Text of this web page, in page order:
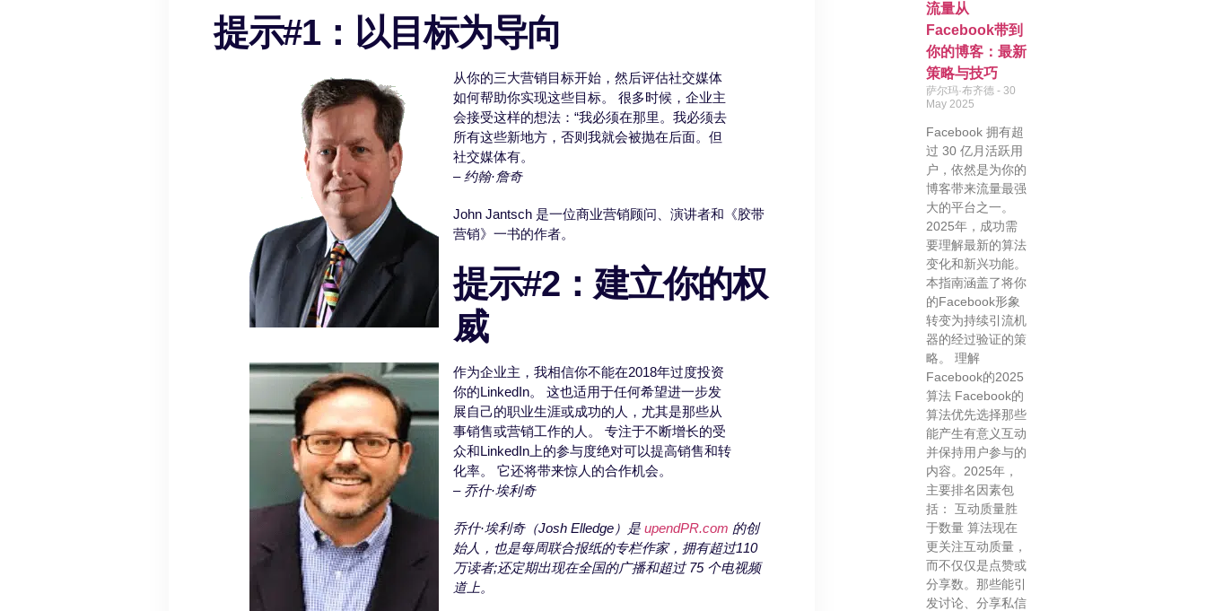
提示#1：以目标为导向
从你的三大营销目标开始，然后评估社交媒体
如何帮助你实现这些目标。 很多时候，企业主
会接受这样的想法：“我必须在那里。我必须去
所有这些新地方，否则我就会被抛在后面。但
社交媒体有。
– 约翰·詹奇
John Jantsch 是一位商业营销顾问、演讲者和《胶带
营销》一书的作者。
提示#2：建立你的权
威
作为企业主，我相信你不能在2018年过度投资
你的LinkedIn。 这也适用于任何希望进一步发
展自己的职业生涯或成功的人，尤其是那些从
事销售或营销工作的人。 专注于不断增长的受
众和LinkedIn上的参与度绝对可以提高销售和转
化率。 它还将带来惊人的合作机会。
– 乔什·埃利奇
乔什·埃利奇（Josh Elledge）是upendPR.com 的创
始人，也是每周联合报纸的专栏作家，拥有超过110
万读者;还定期出现在全国的广播和超过 75 个电视频
道上。
流量从
Facebook带到
你的博客：最新
策略与技巧
萨尔玛·布齐德 30
May 2025
Facebook 拥有超
过 30 亿月活跃用
户，依然是为你的
博客带来流量最强
大的平台之一。
2025年，成功需
要理解最新的算法
变化和新兴功能。
本指南涵盖了将你
的Facebook形象
转变为持续引流机
器的经过验证的策
略。 理解
Facebook的2025
算法 Facebook的
算法优先选择那些
能产生有意义互动
并保持用户参与的
内容。2025年，
主要排名因素包
括： 互动质量胜
于数量 算法现在
更关注互动质量，
而不仅仅是点赞或
分享数。那些能引
发讨论、分享私信